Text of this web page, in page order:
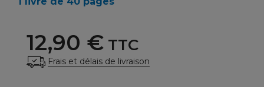
12,90 € TTC
Frais et délais de livraison